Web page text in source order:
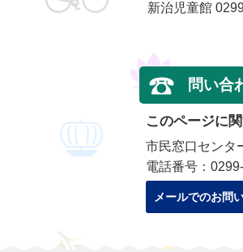
新治児童館
問い合
このページに
市民窓口セン
電話番号：
メールでのお問